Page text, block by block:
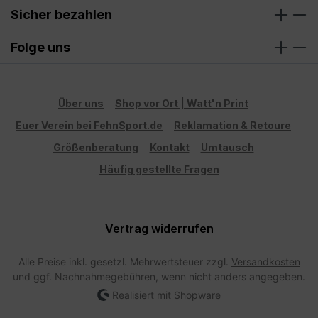
Sicher bezahlen
Folge uns
Über uns
Shop vor Ort | Watt'n Print
Euer Verein bei FehnSport.de
Reklamation & Retoure
Größenberatung
Kontakt
Umtausch
Häufig gestellte Fragen
Vertrag widerrufen
Alle Preise inkl. gesetzl. Mehrwertsteuer zzgl. Versandkosten
und ggf. Nachnahmegebühren, wenn nicht anders angegeben.
Realisiert mit Shopware